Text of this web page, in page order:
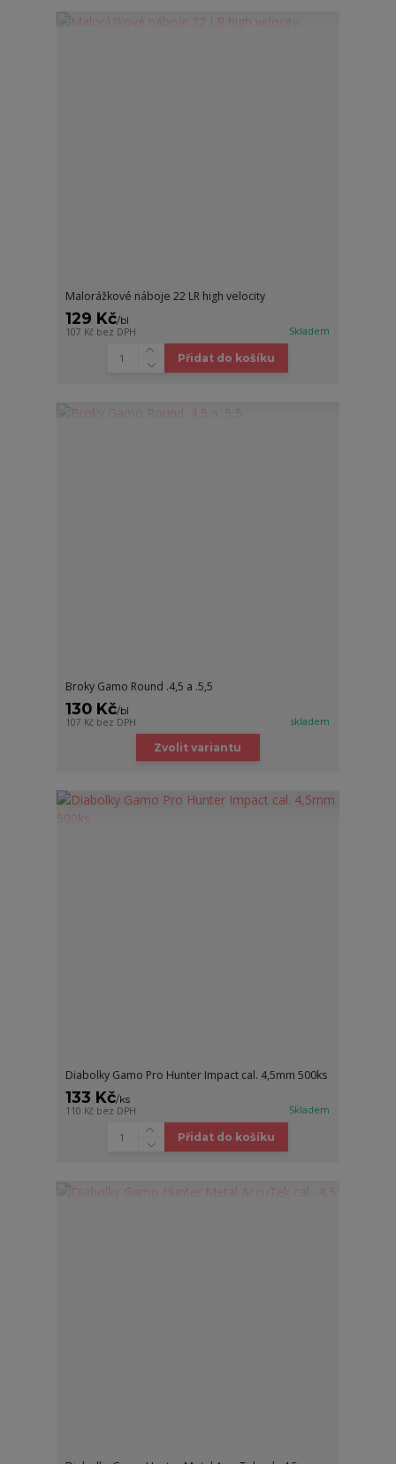
Malorážkové náboje 22 LR high velocity
129 Kč/bl
107 Kč bez DPH Skladem
Přidat do košíku
Broky Gamo Round .4,5 a .5,5
130 Kč/bl
107 Kč bez DPH skladem
Zvolit variantu
Diabolky Gamo Pro Hunter Impact cal. 4,5mm 500ks
133 Kč/ks
110 Kč bez DPH Skladem
Přidat do košíku